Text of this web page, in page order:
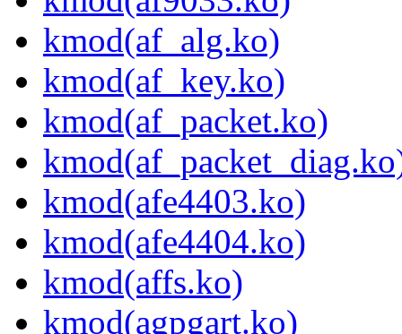
kmod(af_alg.ko)
kmod(af_key.ko)
kmod(af_packet.ko)
kmod(afe4403.ko)
kmod(afe4404.ko)
kmod(affs.ko)
kmod(agpgart.ko)